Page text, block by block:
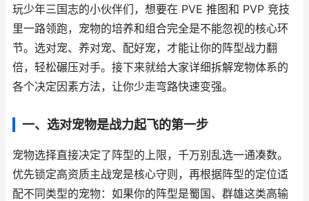
玩少年三国志的小伙伴们，想要在 PVE 推图和 PVP 竞技
里一路领跑，宠物的培养和组合完全是不能忽视的核心环
节。选对宠、养对宠、配好宠，才能让你的阵型战力翻
倍，轻松碾压对手。接下来就给大家详细拆解宠物体系的
各个决定因素方法，让你少走弯路快速变强。
一、选对宠物是战力起飞的第一步
宠物选择直接决定了阵型的上限，千万别乱选一通凑数。
优先锁定高资质主战宠是核心守则，再根据阵型的定位适
配不同类型的宠物：如果你的阵型是蜀国、群雄这类高输